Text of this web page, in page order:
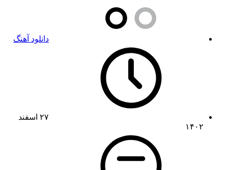
دانلود آهنگ
۲۷ اسفند
۱۴۰۲